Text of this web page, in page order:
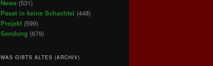
News (531)
Passt in keine Schachtel (448)
Projekt (599)
Sendung (679)
WAS GIBTS ALTES (ARCHIV)